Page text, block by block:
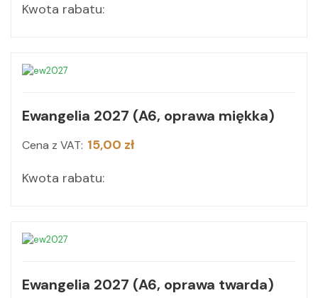
Kwota rabatu:
Ewangelia 2027 (A6, oprawa miękka)
Cena z VAT: 15,00 zł
Kwota rabatu:
Ewangelia 2027 (A6, oprawa twarda)